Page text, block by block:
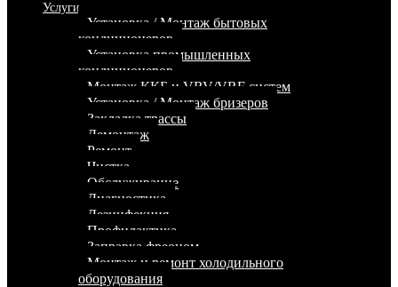
Услуги
Установка / Монтаж бытовых
кондиционеров
Установка промышленных
кондиционеров
Монтаж ККБ и VRV/VRF систем
Установка / Монтаж бризеров
Закладка трассы
Демонтаж
Ремонт
Чистка
Обслуживание
Диагностика
Дезинфекция
Профилактика
Заправка фреоном
Монтаж и ремонт холодильного
оборудования